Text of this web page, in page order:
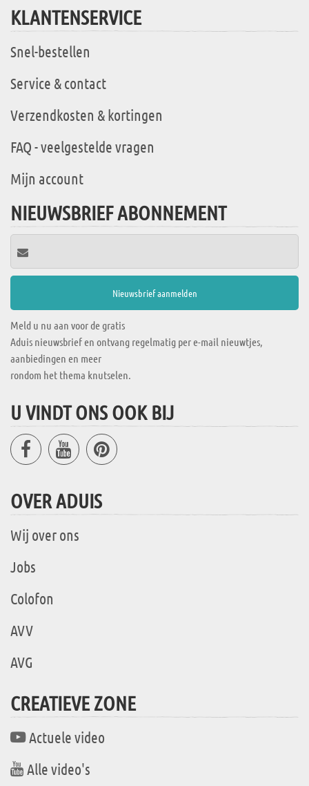
KLANTENSERVICE
Snel-bestellen
Service & contact
Verzendkosten & kortingen
FAQ - veelgestelde vragen
Mijn account
NIEUWSBRIEF ABONNEMENT
Meld u nu aan voor de gratis
Aduis nieuwsbrief en ontvang regelmatig per e-mail nieuwtjes,
aanbiedingen en meer
rondom het thema knutselen.
U VINDT ONS OOK BIJ
OVER ADUIS
Wij over ons
Jobs
Colofon
AVV
AVG
CREATIEVE ZONE
Actuele video
Alle video's